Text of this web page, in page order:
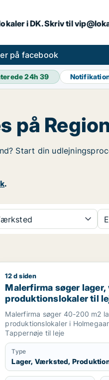
i DK. Skriv til
på facebook
24h39
på
Start din
.
eller garage til leje i
Malerfirma søger lager,
12 d siden
Malerfirma søger
produktionslokaler til
Næstved eller
Malerfirma søger 40-200 m2
produktionslokaler i
Tappernøje til leje
Type
Lager, Værksted,